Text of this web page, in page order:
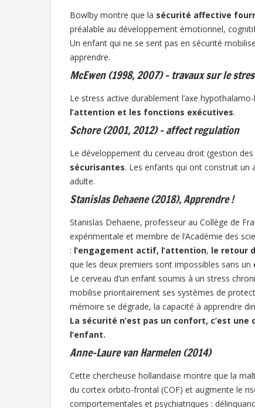
Bowlby montre que la sécurité affective
préalable au développement émotionnel,
Un enfant qui ne se sent pas en sécurité
apprendre.
McEwen (1998, 2007) – travaux sur le
Le stress active durablement l’axe
l’attention et les fonctions exécutives.
Schore (2001, 2012) – affect regulation
Le développement du cerveau droit (gestion
sécurisantes. Les enfants qui ont construit un
adulte.
Stanislas Dehaene (2018), Apprendre !
Stanislas Dehaene, professeur au Collège de
expérimentale et membre de l’Académie des
: l’engagement actif, l’attention, le retour
que les deux premiers sont impossibles sans un
Le cerveau d’un enfant soumis à un stress
mobilise prioritairement ses systèmes de
mémoire se dégrade, la capacité à apprendre
La sécurité n’est pas un confort, c’est
l’enfant.
Anne-Laure van Harmelen (2014)
Cette chercheuse hollandaise montre que la
du cortex orbito-frontal (COF) et augmente le
comportementales et psychiatriques :